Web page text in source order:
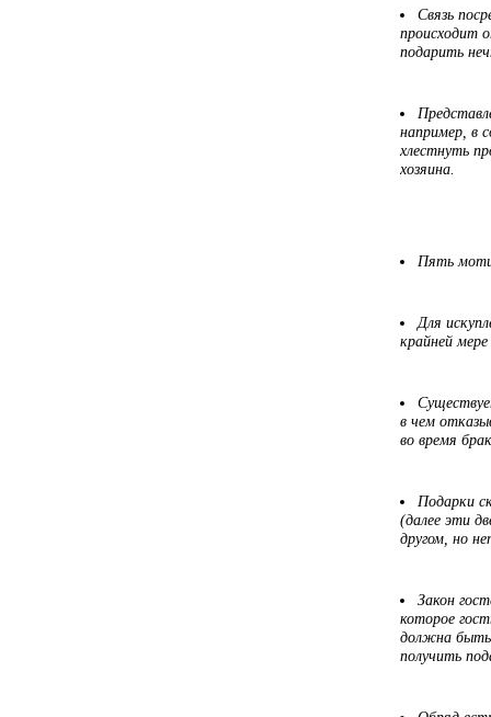
Связь
происходит
подарить
например, в
хлестнуть
хозяина.
Пять
Для
крайней
в чем
во время
Подарки
(далее эти
другом, но
Закон
которое
должна быть
получить